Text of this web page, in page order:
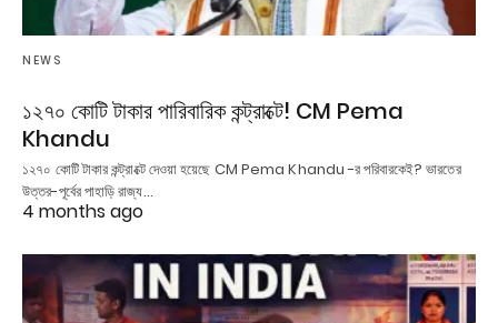
NEWS
১২৭০ কোটি টাকার পারিবারিক কন্ট্রাক্টে! CM Pema
Khandu
১২৭০ কোটি টাকার কন্ট্রাক্টে দেওয়া হয়েছে CM Pema Khandu -র পরিবারকেই? ভারতের
উত্তর-পূর্বের পাহাড়ি রাজ্য…
4 months ago